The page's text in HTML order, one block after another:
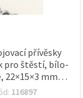
přívěsky
pro štěstí, bílo-
22×15×3 mm,
mm – sada 5 ks
116897